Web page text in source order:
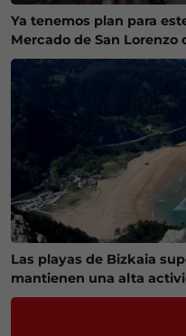
Ya tenemos plan para
Mercado de San Lorenzo
Las playas de Bizkaia
mantienen una alta